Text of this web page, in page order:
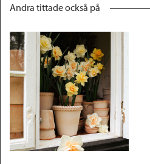
Andra tittade också på